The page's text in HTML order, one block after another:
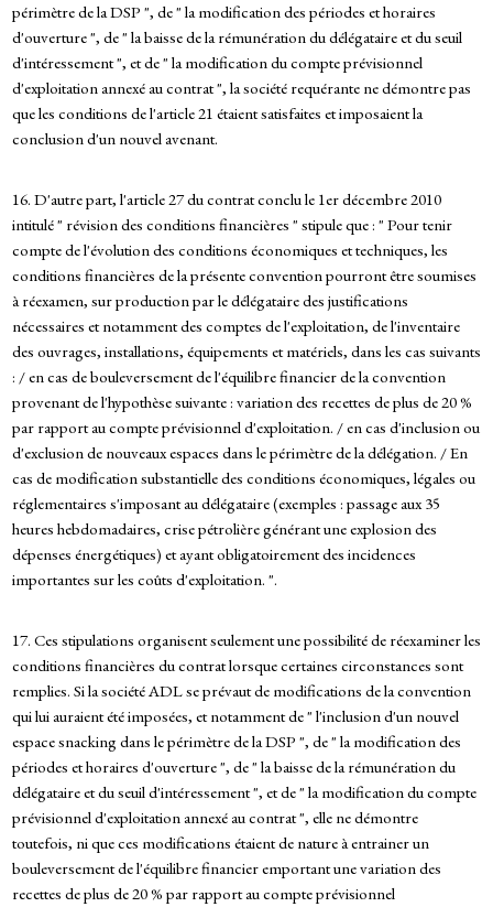
périmètre de la DSP ", de " la modification des périodes et horaires
d'ouverture ", de " la baisse de la rémunération du délégataire et du seuil
d'intéressement ", et de " la modification du compte prévisionnel
d'exploitation annexé au contrat ", la société requérante ne démontre pas
que les conditions de l'article 21 étaient satisfaites et imposaient la
conclusion d'un nouvel avenant.
16. D'autre part, l'article 27 du contrat conclu le 1er décembre 2010
intitulé " révision des conditions financières " stipule que : " Pour tenir
compte de l'évolution des conditions économiques et techniques, les
conditions financières de la présente convention pourront être soumises
à réexamen, sur production par le délégataire des justifications
nécessaires et notamment des comptes de l'exploitation, de l'inventaire
des ouvrages, installations, équipements et matériels, dans les cas suivants
: / en cas de bouleversement de l'équilibre financier de la convention
provenant de l'hypothèse suivante : variation des recettes de plus de 20 %
par rapport au compte prévisionnel d'exploitation. / en cas d'inclusion ou
d'exclusion de nouveaux espaces dans le périmètre de la délégation. / En
cas de modification substantielle des conditions économiques, légales ou
réglementaires s'imposant au délégataire (exemples : passage aux 35
heures hebdomadaires, crise pétrolière générant une explosion des
dépenses énergétiques) et ayant obligatoirement des incidences
importantes sur les coûts d'exploitation. ".
17. Ces stipulations organisent seulement une possibilité de réexaminer les
conditions financières du contrat lorsque certaines circonstances sont
remplies. Si la société ADL se prévaut de modifications de la convention
qui lui auraient été imposées, et notamment de " l'inclusion d'un nouvel
espace snacking dans le périmètre de la DSP ", de " la modification des
périodes et horaires d'ouverture ", de " la baisse de la rémunération du
délégataire et du seuil d'intéressement ", et de " la modification du compte
prévisionnel d'exploitation annexé au contrat ", elle ne démontre
toutefois, ni que ces modifications étaient de nature à entrainer un
bouleversement de l'équilibre financier emportant une variation des
recettes de plus de 20 % par rapport au compte prévisionnel